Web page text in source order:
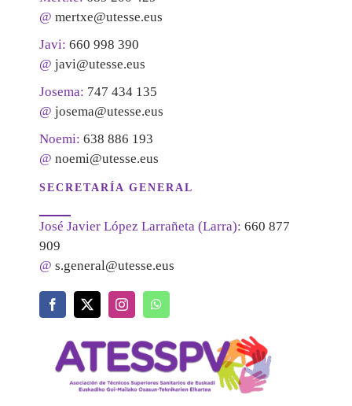
@ mertxe@utesse.eus
Javi: 660 998 390
@ javi@utesse.eus
Josema: 747 434 135
@ josema@utesse.eus
Noemi: 638 886 193
@ noemi@utesse.eus
SECRETARÍA GENERAL
José Javier López Larrañeta (Larra): 660 877
909
@ s.general@utesse.eus